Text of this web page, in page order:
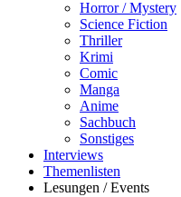
Horror / Mystery
Science Fiction
Thriller
Krimi
Comic
Manga
Anime
Sachbuch
Sonstiges
Interviews
Themenlisten
Lesungen / Events